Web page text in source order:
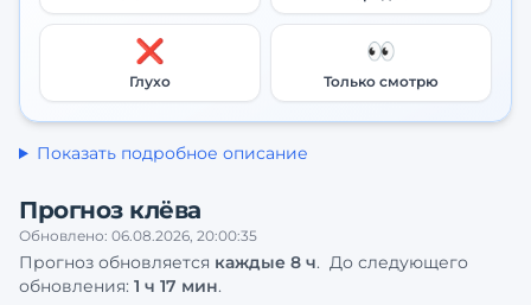
❌
Глухо
👀
Только смотрю
Показать подробное описание
Прогноз клёва
Обновлено: 06.08.2026, 20:00:35
Прогноз обновляется каждые 8 ч. До следующего
обновления: 1 ч 17 мин.